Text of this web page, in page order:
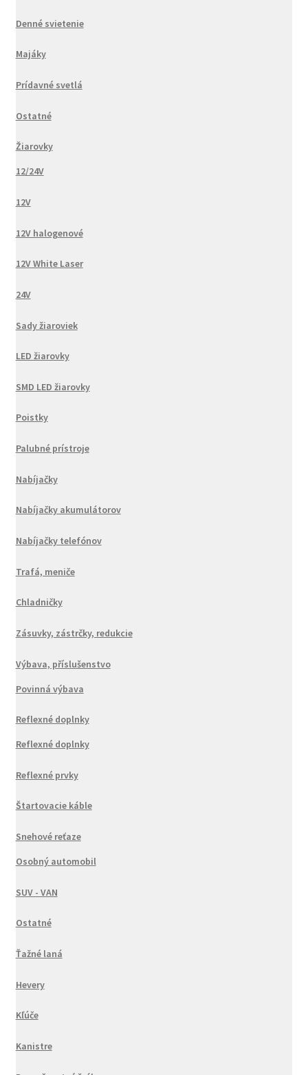
Denné svietenie
Majáky
Prídavné svetlá
Ostatné
Žiarovky
12/24V
12V
12V halogenové
12V White Laser
24V
Sady žiaroviek
LED žiarovky
SMD LED žiarovky
Poistky
Palubné prístroje
Nabíjačky
Nabíjačky akumulátorov
Nabíjačky telefónov
Trafá, meniče
Chladničky
Zásuvky, zástrčky, redukcie
Výbava, příslušenstvo
Povinná výbava
Reflexné doplnky
Reflexné doplnky
Reflexné prvky
Štartovacie káble
Snehové reťaze
Osobný automobil
SUV - VAN
Ostatné
Ťažné laná
Hevery
Kľúče
Kanistre